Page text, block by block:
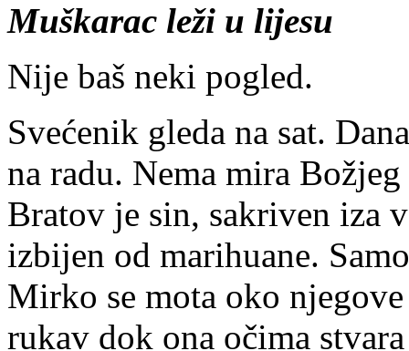
Muškarac leži u lijesu
Nije baš neki pogled.
Svećenik gleda na sat.
na radu. Nema mira
Bratov je sin, sakriven iza
izbijen od marihuane.
Mirko se mota oko
rukav dok ona očima